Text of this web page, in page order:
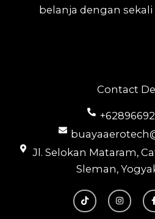
Contact
Jl. Selokan Mataram,
Sleman,
T
i
k
I
n
s
belanja dengan sekali